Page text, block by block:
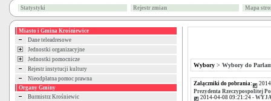
Statystyki Rejestr zmian Mapa
Miasto i Gmina Krośniewice
Dane teleadresowe
Jednostki organizacyjne
Jednostki pomocnicze
Rejestr instytucji kultury
Nieodpłatna pomoc prawna
Organy Gminy
Burmistrz Krośniewic
Wybory > Wybory do
Załączniki do pobrania:
Prezydenta Rzeczypospolitej
2014-04-08 09:21:24 -